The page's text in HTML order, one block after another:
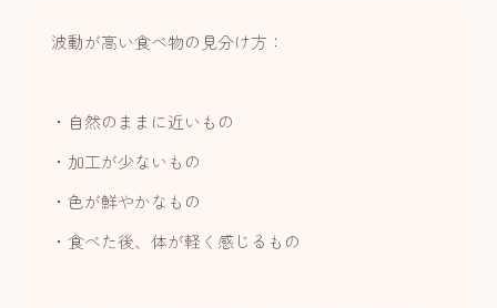
波動が高い食べ物の見分け方：
・自然のままに近いもの
・加工が少ないもの
・色が鮮やかなもの
・食べた後、体が軽く感じるもの